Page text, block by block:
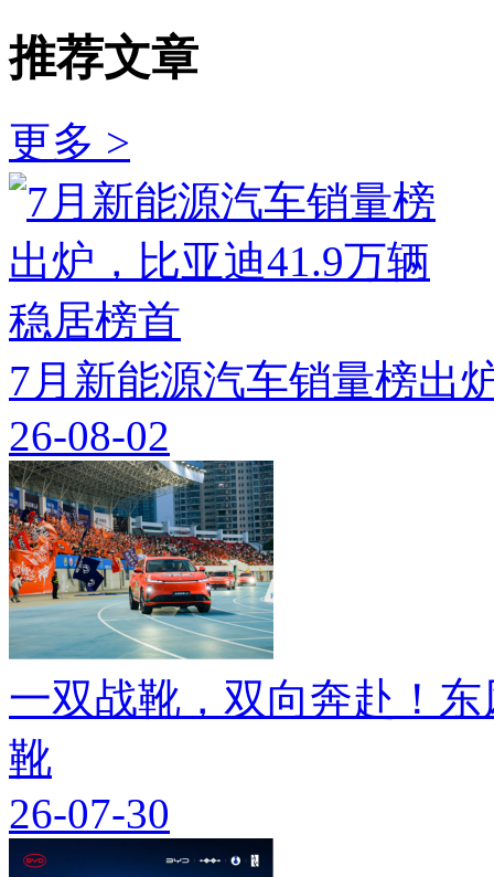
推荐文章
更多 >
7月新能源汽车销量榜出
26-08-02
一双战靴，双向奔赴！
靴
26-07-30